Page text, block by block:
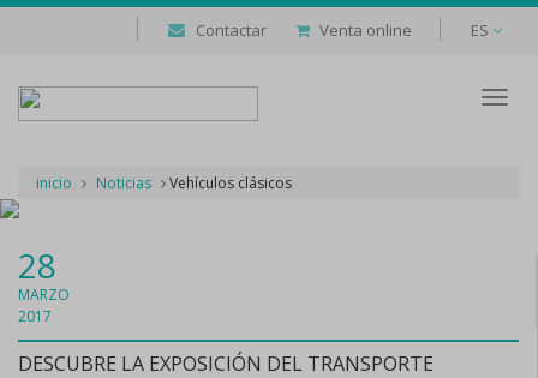
Contactar Venta online ES
inicio Noticias Vehículos clásicos
28
MARZO
2017
DESCUBRE LA EXPOSICIÓN DEL TRANSPORTE